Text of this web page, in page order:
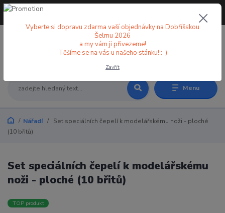
Menu
+420 773 998 582
Nářadí
Set speciálních čepelí k modelářskému noži - ploché
(10 břitů)
Set speciálních čepelí k modelářskému
noži - ploché (10 břitů)
TOP produkt
Vyberte si dopravu zdarma vaší objednávky na Dobříšskou
Šelmu 2026
a my vám ji přivezeme!
Těšíme se na vás u našeho stánku! :-)
Zavřít